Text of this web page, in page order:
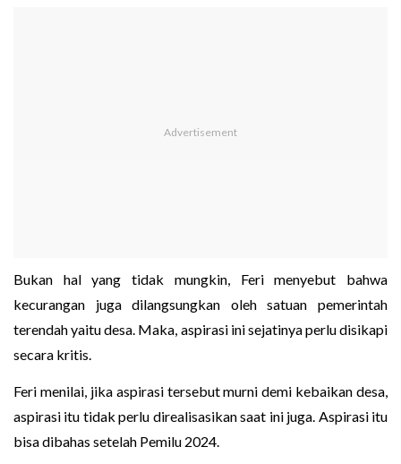
Bukan hal yang tidak mungkin, Feri menyebut bahwa
kecurangan juga dilangsungkan oleh satuan pemerintah
terendah yaitu desa. Maka, aspirasi ini sejatinya perlu disikapi
secara kritis.
Feri menilai, jika aspirasi tersebut murni demi kebaikan desa,
aspirasi itu tidak perlu direalisasikan saat ini juga. Aspirasi itu
bisa dibahas setelah Pemilu 2024.